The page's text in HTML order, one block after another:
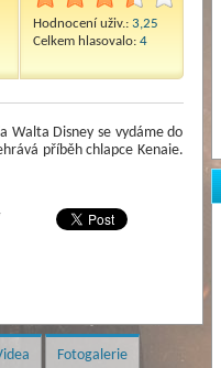
Hodnocení uživ.: 3,25
Celkem hlasovalo: 4
Walta Disney se vydáme do
příběh chlapce Kenaie.
Fotogalerie